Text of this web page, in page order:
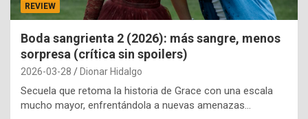
REVIEW
Boda sangrienta 2 (2026): más sangre, menos
sorpresa (crítica sin spoilers)
2026-03-28 Dionar Hidalgo
Secuela que retoma la historia de Grace con una escala
mucho mayor, enfrentándola a nuevas amenazas…